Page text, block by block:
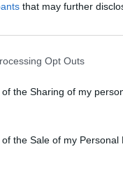
that may further
Opt Outs
the Sharing of my
the Sale of my Personal